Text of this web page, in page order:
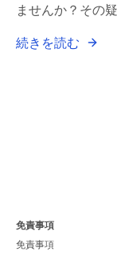
ませんか？その
続きを読む
免責事項
免責事項